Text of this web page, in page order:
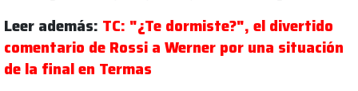
Leer además: TC: "¿Te dormiste?", el divertido
comentario de Rossi a Werner por una situación
de la final en Termas